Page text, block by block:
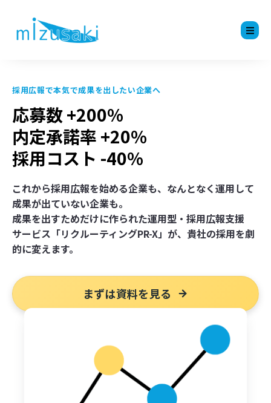
採用広報で本気で成果を出したい企業へ
応募数 +200%
内定承諾率 +20%
採用コスト -40%
これから採用広報を始める企業も、なんとなく運用して
成果が出ていない企業も。
成果を出すためだけに作られた運用型・採用広報支援
サービス「リクルーティングPR-X」が、貴社の採用を劇
的に変えます。
まずは資料を見る